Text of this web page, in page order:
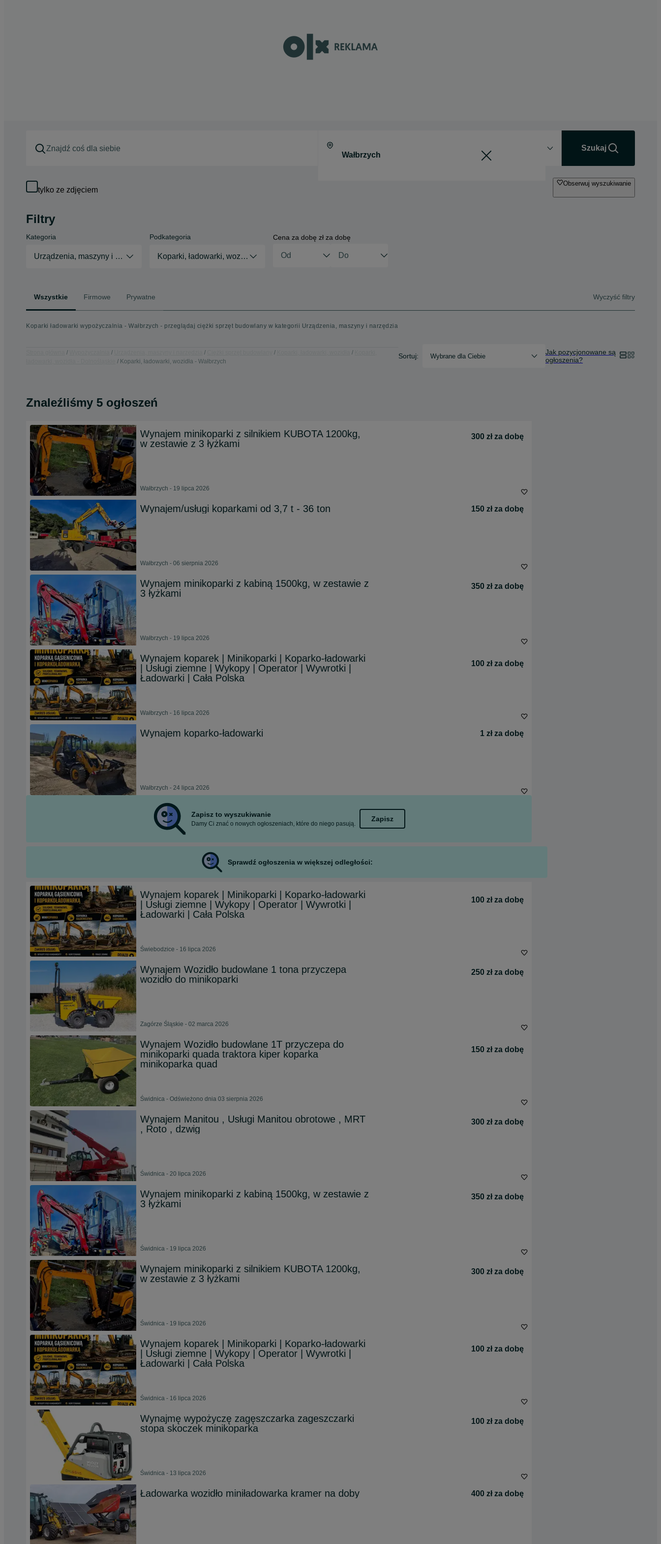
Szukaj
tylko ze zdjęciem
Obserwuj wyszukiwanie
Filtry
Kategoria
Urządzenia, maszyny i narzędzia
Podkategoria
Koparki, ładowarki, wozidła
Cena za dobę zł za dobę
Wszystkie Firmowe Prywatne Wyczyść filtry
Koparki ładowarki wypożyczalnia - Wałbrzych - przeglądaj ciężki sprzęt budowlany w kategorii Urządzenia, maszyny i narzędzia
Koparki, ładowarki, wozidła - Wałbrzych
Sortuj: Wybrane dla Ciebie
Jak pozycjonowane są
ogłoszenia?
Znaleźliśmy 5 ogłoszeń
Wynajem minikoparki z silnikiem KUBOTA 1200kg,
w zestawie z 3 łyżkami
300 zł za dobę
Wałbrzych - 19 lipca 2026
Wynajem/usługi koparkami od 3,7 t - 36 ton 150 zł za dobę
Wałbrzych - 06 sierpnia 2026
Wynajem minikoparki z kabiną 1500kg, w zestawie z
3 łyżkami
350 zł za dobę
Wałbrzych - 19 lipca 2026
Wynajem koparek | Minikoparki | Koparko-ładowarki
| Usługi ziemne | Wykopy | Operator | Wywrotki |
Ładowarki | Cała Polska
100 zł za dobę
Wałbrzych - 16 lipca 2026
Wynajem koparko-ładowarki 1 zł za dobę
Wałbrzych - 24 lipca 2026
Zapisz to wyszukiwanie
Damy Ci znać o nowych ogłoszeniach, które do niego pasują.
Zapisz
Sprawdź ogłoszenia w większej odległości:
Wynajem koparek | Minikoparki | Koparko-ładowarki
| Usługi ziemne | Wykopy | Operator | Wywrotki |
Ładowarki | Cała Polska
100 zł za dobę
Świebodzice - 16 lipca 2026
Wynajem Wozidło budowlane 1 tona przyczepa
wozidło do minikoparki
250 zł za dobę
Zagórze Śląskie - 02 marca 2026
Wynajem Wozidło budowlane 1T przyczepa do
minikoparki quada traktora kiper koparka
minikoparka quad
150 zł za dobę
Świdnica - Odświeżono dnia 03 sierpnia 2026
Wynajem Manitou , Usługi Manitou obrotowe , MRT
, Roto , dzwig
300 zł za dobę
Świdnica - 20 lipca 2026
Wynajem minikoparki z kabiną 1500kg, w zestawie z
3 łyżkami
350 zł za dobę
Świdnica - 19 lipca 2026
Wynajem minikoparki z silnikiem KUBOTA 1200kg,
w zestawie z 3 łyżkami
300 zł za dobę
Świdnica - 19 lipca 2026
Wynajem koparek | Minikoparki | Koparko-ładowarki
| Usługi ziemne | Wykopy | Operator | Wywrotki |
Ładowarki | Cała Polska
100 zł za dobę
Świdnica - 16 lipca 2026
Wynajmę wypożyczę zagęszczarka zageszczarki
stopa skoczek minikoparka
100 zł za dobę
Świdnica - 13 lipca 2026
Ładowarka wozidło miniładowarka kramer na doby 400 zł za dobę